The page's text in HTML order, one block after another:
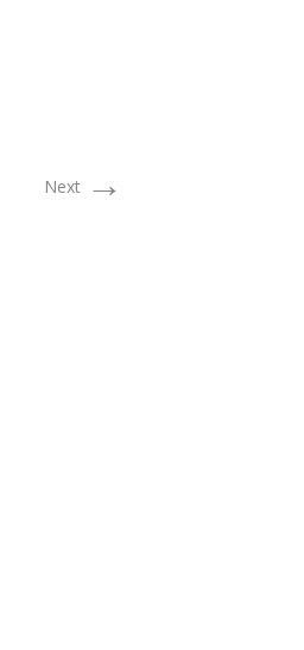
Next →